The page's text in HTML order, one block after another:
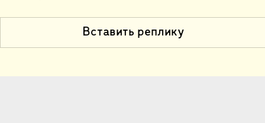
Вставить реплику